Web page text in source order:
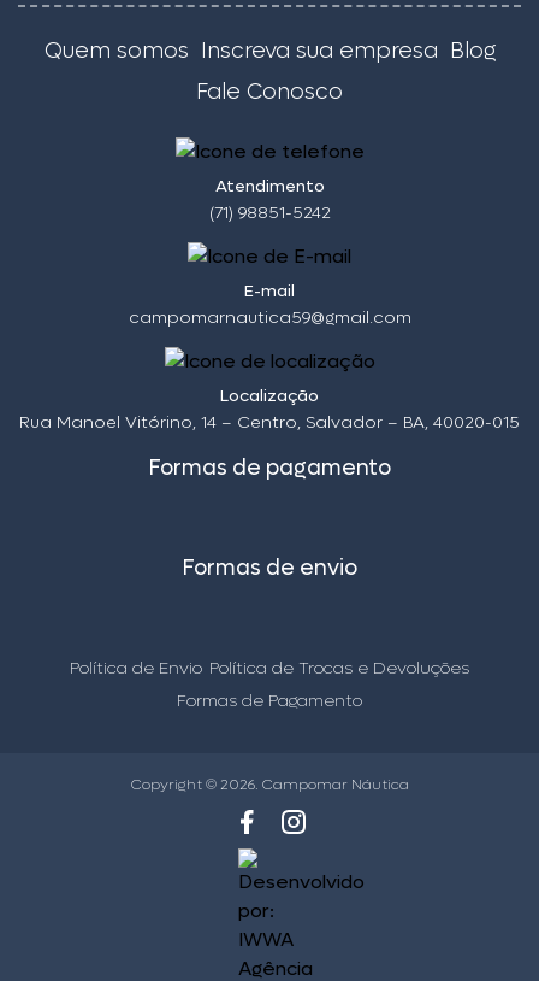
Quem somos Inscreva sua empresa Blog
Fale Conosco
Atendimento
(71) 98851-5242
E-mail
campomarnautica59@gmail.com
Localização
Rua Manoel Vitórino, 14 – Centro, Salvador – BA, 40020-015
Formas de pagamento
Formas de envio
Política de Envio Política de Trocas e Devoluções
Formas de Pagamento
Copyright © 2026. Campomar Náutica